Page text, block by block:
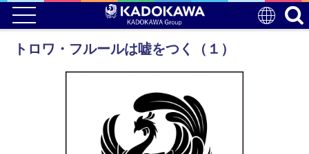
トロワ・フルールは嘘をつく（１）